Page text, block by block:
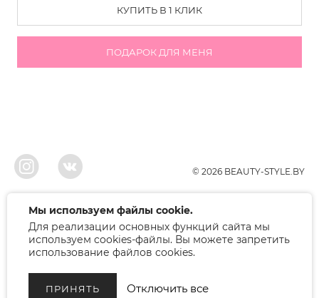
КУПИТЬ В 1 КЛИК
ПОДАРОК ДЛЯ МЕНЯ
© 2026 BEAUTY-STYLE.BY
ООО"БЬЮТИ", УНП 291022671, Свидельство о регистрации 05.10.2010
Брестским районым исполнительным комитетом. Регистрация в торговом
реестре 12.01.2018, номер 402445.
Беларусь, Брест, ул. Лейтенанта Рябцева 75
Режим работы: 9.00-17.00. Контакт: +375 (33) 379-10-80
Мы используем файлы cookie.
Для реализации основных функций сайта мы
используем cookies-файлы. Вы можете запретить
использование файлов cookies.
ПРИНЯТЬ Отключить все